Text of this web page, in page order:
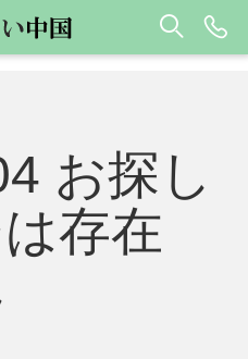
お探し
存在